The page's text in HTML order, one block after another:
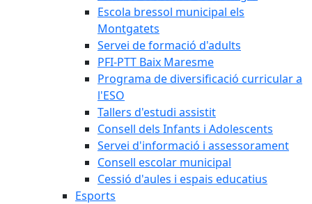
Escola bressol municipal els
Montgatets
Servei de formació d'adults
PFI-PTT Baix Maresme
Programa de diversificació curricular a
l'ESO
Tallers d'estudi assistit
Consell dels Infants i Adolescents
Servei d'informació i assessorament
Consell escolar municipal
Cessió d'aules i espais educatius
Esports